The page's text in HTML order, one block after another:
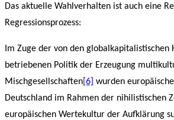
Das aktuelle Wahlverhalten ist auch eine
Regressionsprozess:
Im Zuge der von den
betriebenen Politik der Erzeugung
Mischgesellschaften[6] wurden
Deutschland im Rahmen der nihilistischen
europäischen Wertekultur der Aufklärung